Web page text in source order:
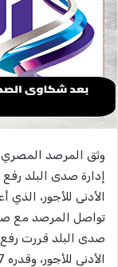
إدارة صدى البلد
الأدنى للأجور، الذي
تواصل المرصد مع
صدى البلد قررت